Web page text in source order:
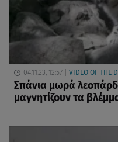
04.11.23, 12:57 VIDEO OF THE
Σπάνια μωρά
μαγνητίζουν τα